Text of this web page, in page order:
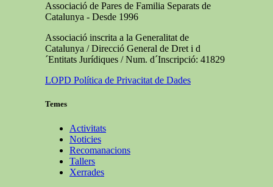
Associació de Pares de Familia Separats de
Catalunya - Desde 1996
Associació inscrita a la Generalitat de
Catalunya / Direcció General de Dret i d
´Entitats Jurídiques / Num. d´Inscripció: 41829
LOPD Política de Privacitat de Dades
Temes
Activitats
Noticies
Recomanacions
Tallers
Xerrades